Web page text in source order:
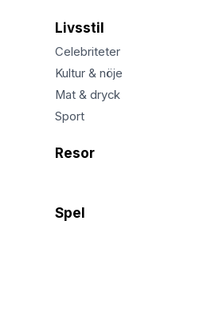
Livsstil
Celebriteter
Kultur & nöje
Mat & dryck
Sport
Resor
Spel